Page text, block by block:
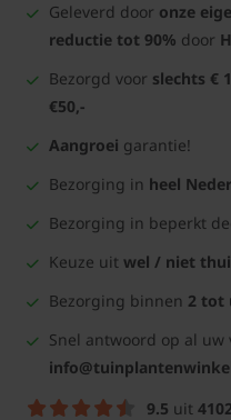
Geleverd door onze
reductie tot 90% door
Bezorgd voor slechts €
€50,-
Aangroei garantie!
Bezorging in heel
Bezorging in beperkt
Keuze uit wel / niet
Bezorging binnen 2 tot
Snel antwoord op al uw
9.5 uit